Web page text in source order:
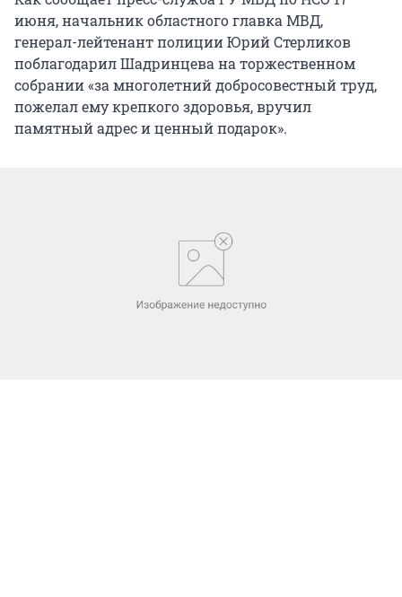
июня, начальник областного главка МВД,
генерал-лейтенант полиции Юрий Стерликов
поблагодарил Шадринцева на торжественном
собрании «за многолетний добросовестный труд,
пожелал ему крепкого здоровья, вручил
памятный адрес и ценный подарок».